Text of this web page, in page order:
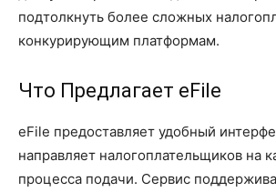
подтолкнуть более сложных
конкурирующим платформам.
Что Предлагает eFile
eFile предоставляет удобный
направляет налогоплательщиков на
процесса подачи. Сервис